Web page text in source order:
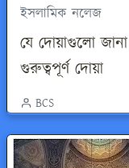
ইসলামিক নলেজ
যে দোয়াগুলো
গুরুত্বপূর্ণ দোয়া
BCS